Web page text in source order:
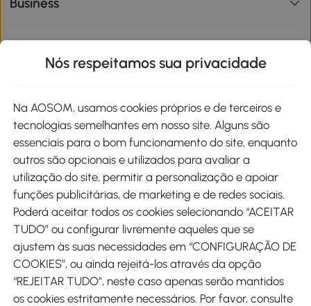
Métodos de pagamento
Envio
Descarregar Aosom App
Nós respeitamos sua privacidade
Na AOSOM, usamos cookies próprios e de terceiros e
tecnologias semelhantes em nosso site. Alguns são
essenciais para o bom funcionamento do site, enquanto
outros são opcionais e utilizados para avaliar a
utilização do site, permitir a personalização e apoiar
funções publicitárias, de marketing e de redes sociais.
Poderá aceitar todos os cookies selecionando “ACEITAR
TUDO” ou configurar livremente aqueles que se
ajustem às suas necessidades em “CONFIGURAÇÃO DE
COOKIES”, ou ainda rejeitá-los através da opção
“REJEITAR TUDO”, neste caso apenas serão mantidos
os cookies estritamente necessários. Por favor, consulte